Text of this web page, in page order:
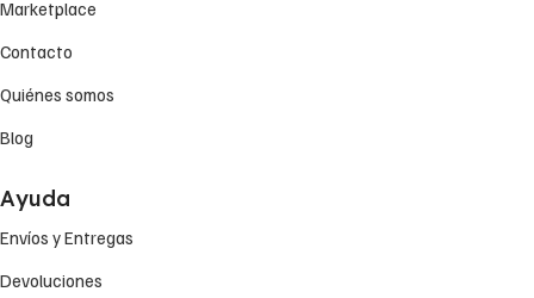
Marketplace
Contacto
Quiénes somos
Blog
Ayuda
Envíos y Entregas
Devoluciones